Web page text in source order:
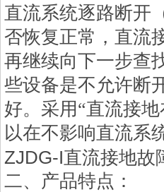
直流系统逐路断开
否恢复正常，直流
再继续向下一步查
些设备是不允许断
好。采用“直流接
以在不影响直流系
ZJDG-I直流接地故
二、产品特点：